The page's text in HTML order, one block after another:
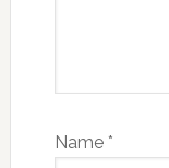
Name *